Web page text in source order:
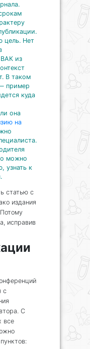
цель. Нет
из
В таком
пример
куда
она
на
можно
узнать к
статью с
издания
исправив
с
С
все